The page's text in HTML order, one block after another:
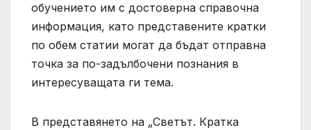
обучението им с достоверна справочна
информация, като представените кратки
по обем статии могат да бъдат отправна
точка за по-задълбочени познания в
интересуващата ги тема.
В представянето на „Светът. Кратка